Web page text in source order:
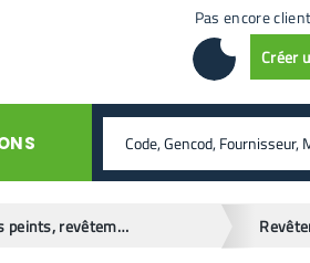
Pas encore
Créer
rechercher
Papiers peints, revêtements muraux